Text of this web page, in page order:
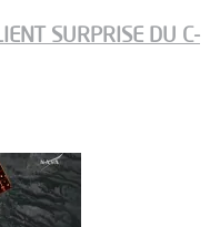
SURPRISE DU C-